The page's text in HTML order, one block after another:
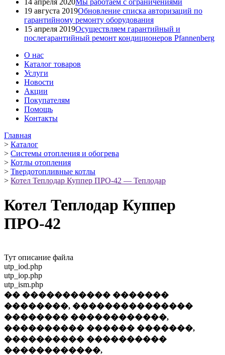
14 апреля 2020Мы работаем с ограничениями
19 августа 2019Обновление списка авторизаций по
гарантийному ремонту оборудования
15 апреля 2019Осуществляем гарантийный и
послегарантийный ремонт кондиционеров Pfannenberg
О нас
Каталог товаров
Услуги
Новости
Акции
Покупателям
Помощь
Контакты
Главная
> Каталог
> Системы отопления и обогрева
> Котлы отопления
> Твердотопливные котлы
> Котел Теплодар Куппер ПРО-42 — Теплодар
Котел Теплодар Куппер
ПРО-42
Тут описание файла
utp_iod.php
utp_iop.php
utp_ism.php
�� ����������� �������
��������, ���������������
�������� ������������,
���������� ������ �������,
���������� ����������
������������,